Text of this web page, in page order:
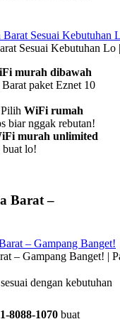
Sesuai Kebutuhan
murah dibawah
paket Eznet 10
Pilih WiFi rumah
biar nggak rebutan!
murah unlimited
lo!
Barat –
– Gampang Banget! |
dengan kebutuhan
8088-1070 buat